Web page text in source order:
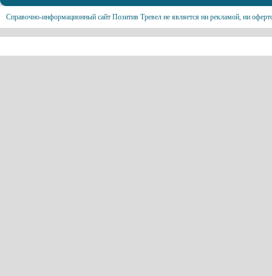
Справочно-информационный сайт Позитив Тревел не является ни рекламой, ни